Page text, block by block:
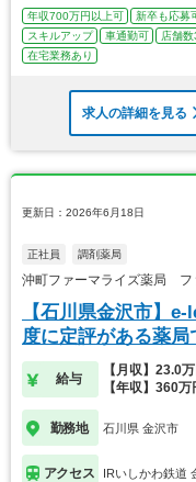
年収700万円以上可 新卒も応募
スキルアップ
車通勤可 店舗
在宅業務あり
求人の詳細を見る
更新日：2026年6月18日
正社員 調剤薬局
沖町ファーマライズ薬局 フ
【石川県金沢市】
度に定評がある薬局
給与
【月収】23.0
【年収】360
勤務地 石川県 金沢市
アクセス IRいしかわ鉄道